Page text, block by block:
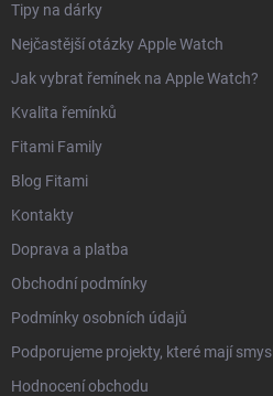
Tipy na dárky
Nejčastější otázky Apple Watch
Jak vybrat řemínek na Apple Watch?
Kvalita řemínků
Fitami Family
Blog Fitami
Kontakty
Doprava a platba
Obchodní podmínky
Podmínky osobních údajů
Podporujeme projekty, které mají smysl
Hodnocení obchodu